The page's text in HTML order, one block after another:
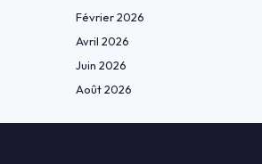
Février 2026
Avril 2026
Juin 2026
Août 2026